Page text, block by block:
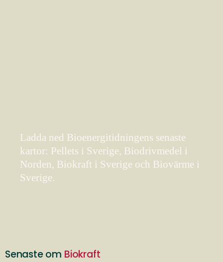
Ladda ned Bioenergitidningens senaste
kartor: Pellets i Sverige, Biodrivmedel i
Norden, Biokraft i Sverige och Biovärme i
Sverige.
Senaste om Biokraft